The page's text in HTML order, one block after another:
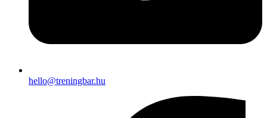
hello@treningbar.hu